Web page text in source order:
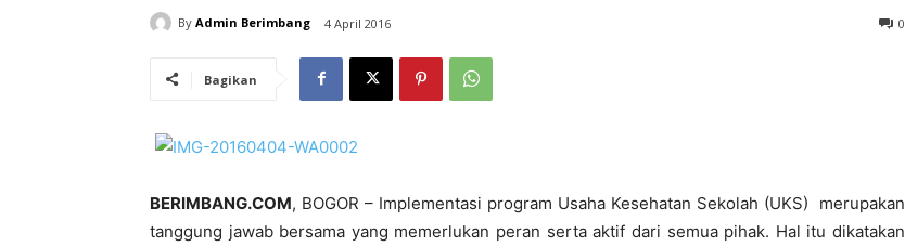
By Admin Berimbang 4 April 2016 0
Bagikan
BERIMBANG.COM, BOGOR – Implementasi program Usaha Kesehatan Sekolah (UKS) merupakan
tanggung jawab bersama yang memerlukan peran serta aktif dari semua pihak. Hal itu dikatakan